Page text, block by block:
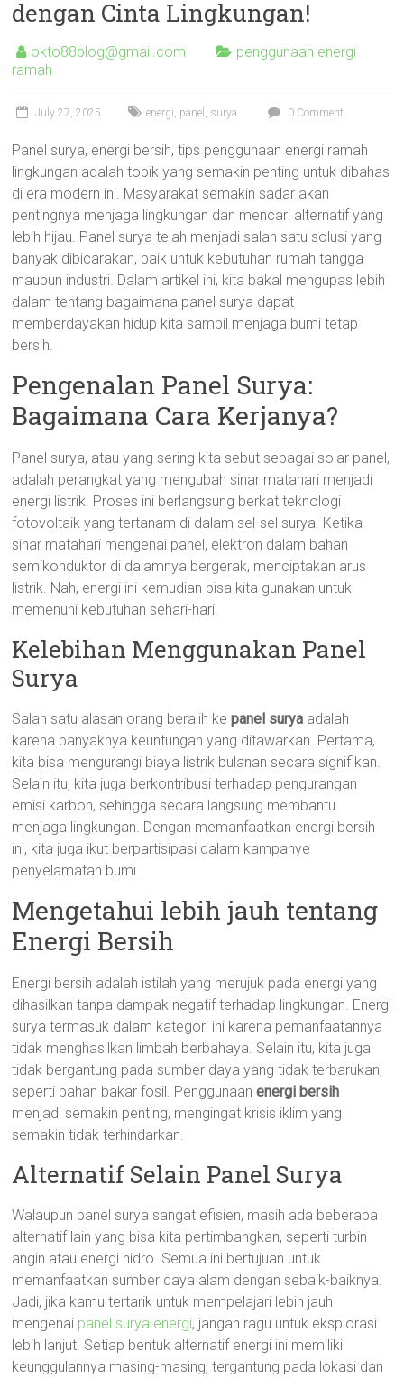
dengan Cinta Lingkungan!
okto88blog@gmail.com
penggunaan energi
ramah
July 27, 2025 energi, panel , surya 0 Comment
Panel surya, energi bersih, tips penggunaan energi ramah
lingkungan adalah topik yang semakin penting untuk dibahas
di era modern ini. Masyarakat semakin sadar akan
pentingnya menjaga lingkungan dan mencari alternatif yang
lebih hijau. Panel surya telah menjadi salah satu solusi yang
banyak dibicarakan, baik untuk kebutuhan rumah tangga
maupun industri. Dalam artikel ini, kita bakal mengupas lebih
dalam tentang bagaimana panel surya dapat
memberdayakan hidup kita sambil menjaga bumi tetap
bersih.
Pengenalan Panel Surya:
Bagaimana Cara Kerjanya?
Panel surya, atau yang sering kita sebut sebagai solar panel,
adalah perangkat yang mengubah sinar matahari menjadi
energi listrik. Proses ini berlangsung berkat teknologi
fotovoltaik yang tertanam di dalam sel-sel surya. Ketika
sinar matahari mengenai panel, elektron dalam bahan
semikonduktor di dalamnya bergerak, menciptakan arus
listrik. Nah, energi ini kemudian bisa kita gunakan untuk
memenuhi kebutuhan sehari-hari!
Kelebihan Menggunakan Panel
Surya
Salah satu alasan orang beralih kepanel surya adalah
karena banyaknya keuntungan yang ditawarkan. Pertama,
kita bisa mengurangi biaya listrik bulanan secara signifikan.
Selain itu, kita juga berkontribusi terhadap pengurangan
emisi karbon, sehingga secara langsung membantu
menjaga lingkungan. Dengan memanfaatkan energi bersih
ini, kita juga ikut berpartisipasi dalam kampanye
penyelamatan bumi.
Mengetahui lebih jauh tentang
Energi Bersih
Energi bersih adalah istilah yang merujuk pada energi yang
dihasilkan tanpa dampak negatif terhadap lingkungan. Energi
surya termasuk dalam kategori ini karena pemanfaatannya
tidak menghasilkan limbah berbahaya. Selain itu, kita juga
tidak bergantung pada sumber daya yang tidak terbarukan,
seperti bahan bakar fosil. Penggunaanenergi bersih
menjadi semakin penting, mengingat krisis iklim yang
semakin tidak terhindarkan.
Alternatif Selain Panel Surya
Walaupun panel surya sangat efisien, masih ada beberapa
alternatif lain yang bisa kita pertimbangkan, seperti turbin
angin atau energi hidro. Semua ini bertujuan untuk
memanfaatkan sumber daya alam dengan sebaik-baiknya.
Jadi, jika kamu tertarik untuk mempelajari lebih jauh
mengenai panel surya energi, jangan ragu untuk eksplorasi
lebih lanjut. Setiap bentuk alternatif energi ini memiliki
keunggulannya masing-masing, tergantung pada lokasi dan